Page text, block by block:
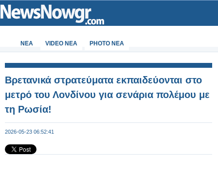
ΝΕΑ VIDEO NEA PHOTO NEA
Βρετανικά στρατεύματα εκπαιδεύονται στο
μετρό του Λονδίνου για σενάρια πολέμου με
τη Ρωσία!
2026-05-23 06:52:41